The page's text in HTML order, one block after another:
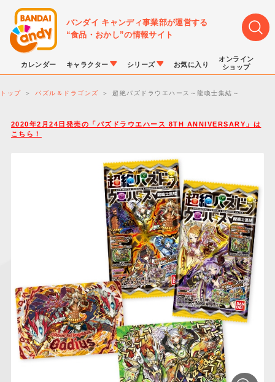
バンダイ キャンディ事業部が運営する
“食品・おかし”の情報サイト
カレンダー キャラクター
仮面ライダーシリー
ズ
プリキュアシリーズ
ガンダムシリーズ アンパンマン
シリーズ
キャラパキ
チョコサプ
にふぉるめーしょん
＆スクエアシール
ポケモンスケールワ
ールド
お気に入り
オンライン
ショップ
トップ パズル＆ドラゴンズ 超絶パズドラウエハース～龍喚士集結～
2020年2月24日発売の「パズドラウエハース 8TH ANNIVERSARY」は
こちら！